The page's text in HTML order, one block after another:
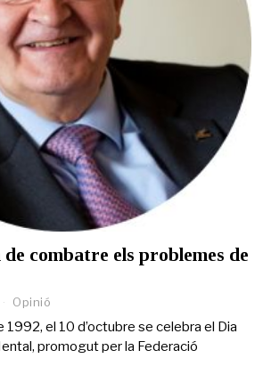
combatre els problemes de
Opinió
1992, el 10 d’octubre se celebra el Dia
promogut per la Federació